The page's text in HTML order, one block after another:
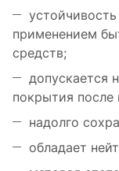
применением
средств;
допускается
покрытия после
надолго
обладает